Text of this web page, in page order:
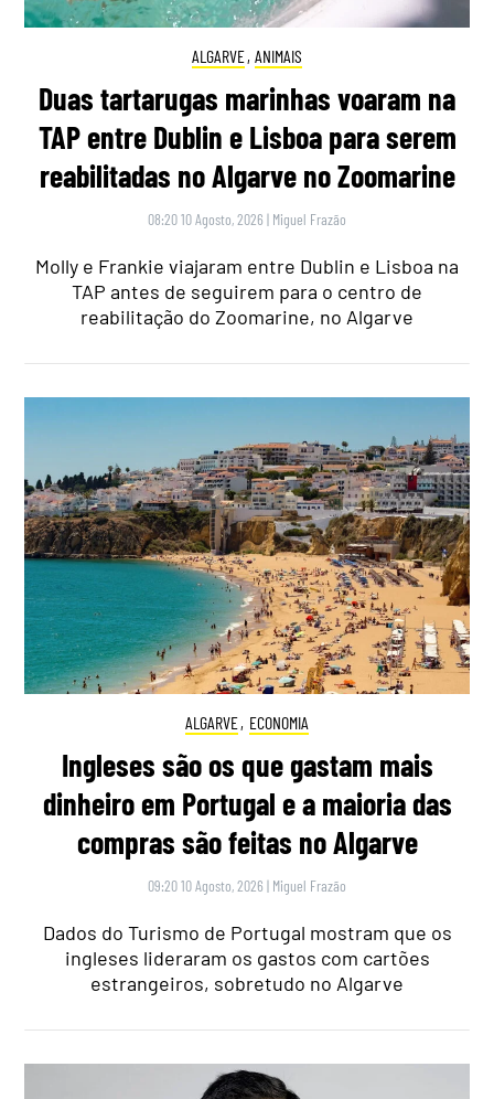
ALGARVE, ANIMAIS
Duas tartarugas marinhas voaram na
TAP entre Dublin e Lisboa para serem
reabilitadas no Algarve no Zoomarine
08:20 10 Agosto, 2026 | Miguel Frazão
Molly e Frankie viajaram entre Dublin e Lisboa na
TAP antes de seguirem para o centro de
reabilitação do Zoomarine, no Algarve
ALGARVE, ECONOMIA
Ingleses são os que gastam mais
dinheiro em Portugal e a maioria das
compras são feitas no Algarve
09:20 10 Agosto, 2026 | Miguel Frazão
Dados do Turismo de Portugal mostram que os
ingleses lideraram os gastos com cartões
estrangeiros, sobretudo no Algarve